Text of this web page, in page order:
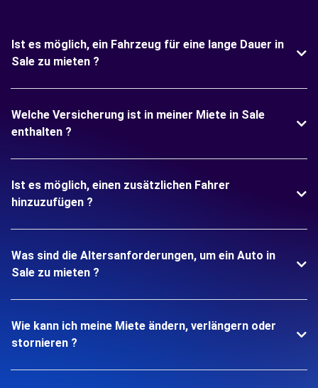
Ist es möglich, ein Fahrzeug für eine lange Dauer in
Sale zu mieten ?
Welche Versicherung ist in meiner Miete in Sale
enthalten ?
Ist es möglich, einen zusätzlichen Fahrer
hinzuzufügen ?
Was sind die Altersanforderungen, um ein Auto in
Sale zu mieten ?
Wie kann ich meine Miete ändern, verlängern oder
stornieren ?